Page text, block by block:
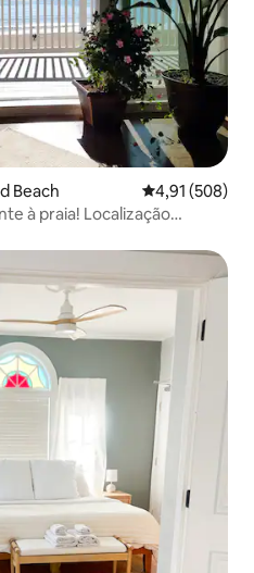
Beach Classificação
4,91 (508)
à praia! Localização
apreciados